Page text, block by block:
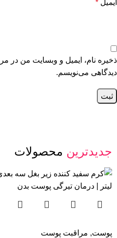
ایمیل *
ذخیره نام، ایمیل و وبسایت من در
دیدگاهی می‌نویسم.
جدیدترین محصولات
پوست, مراقبت پوست